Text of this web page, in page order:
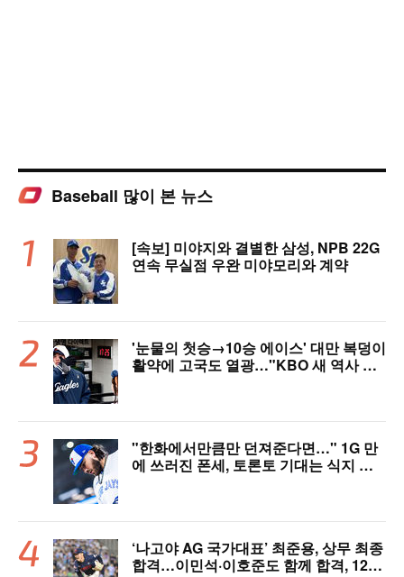
Baseball 많이 본 뉴스
[속보] 미야지와 결별한 삼성, NPB 22G
연속 무실점 우완 미야모리와 계약
'눈물의 첫승→10승 에이스' 대만 복덩이
활약에 고국도 열광…"KBO 새 역사 썼
"한화에서만큼만 던져준다면…" 1G 만
에 쓰러진 폰세, 토론토 기대는 식지 않
‘나고야 AG 국가대표’ 최준용, 상무 최종
합격…이민석·이호준도 함께 합격, 12월